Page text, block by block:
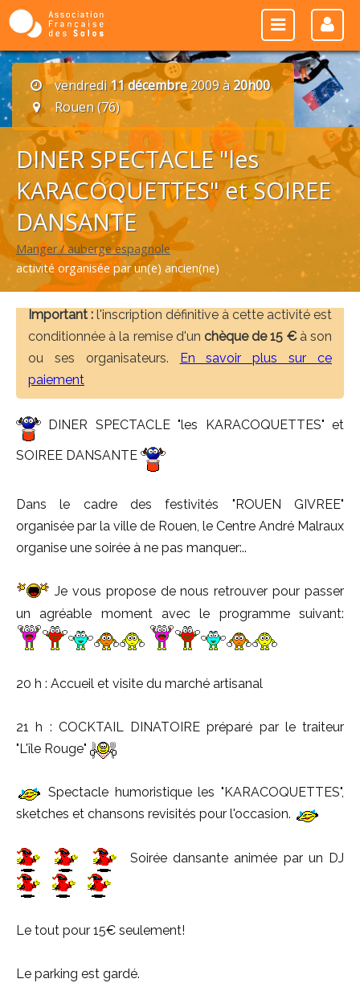
vendredi11 décembre2009 à20h00
Rouen (76)
DINER SPECTACLE "les
KARACOQUETTES" et SOIREE
DANSANTE
Manger / auberge espagnole
activité organisée par un(e) ancien(ne)
Important : l'inscription définitive à cette activité est
conditionnée à la remise d'un chèque de 15 €à son
ou ses organisateurs. En savoir plus sur ce
paiement
DINER SPECTACLE "les KARACOQUETTES" et
SOIREE DANSANTE
Dans le cadre des festivités "ROUEN GIVREE"
organisée par la ville de Rouen, le Centre André Malraux
organise une soirée à ne pas manquer:..
Je vous propose de nous retrouver pour passer
un agréable moment avec le programme suivant:
20 h : Accueil et visite du marché artisanal
21 h : COCKTAIL DINATOIRE préparé par le traiteur
"L'île Rouge"
Spectacle humoristique les "KARACOQUETTES",
sketches et chansons revisités pour l'occasion.
Soirée dansante animée par un DJ
Le tout pour 15€ seulement!
Le parking est gardé.